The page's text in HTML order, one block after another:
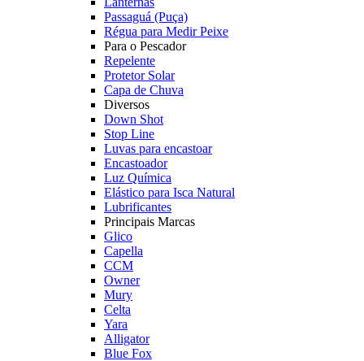
Passaguá (Puça)
Régua para Medir Peixe
Para o Pescador
Repelente
Protetor Solar
Capa de Chuva
Diversos
Down Shot
Stop Line
Luvas para encastoar
Encastoador
Luz Química
Elástico para Isca Natural
Lubrificantes
Principais Marcas
Glico
Capella
CCM
Owner
Mury
Celta
Yara
Alligator
Blue Fox